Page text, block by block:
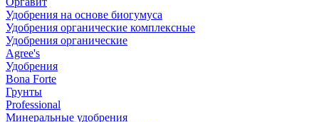
Удобрения на основе биогумуса
Удобрения органические комплексные
Удобрения органические
Agree's
Удобрения
Bona Forte
Грунты
Professional
Минеральные удобрения